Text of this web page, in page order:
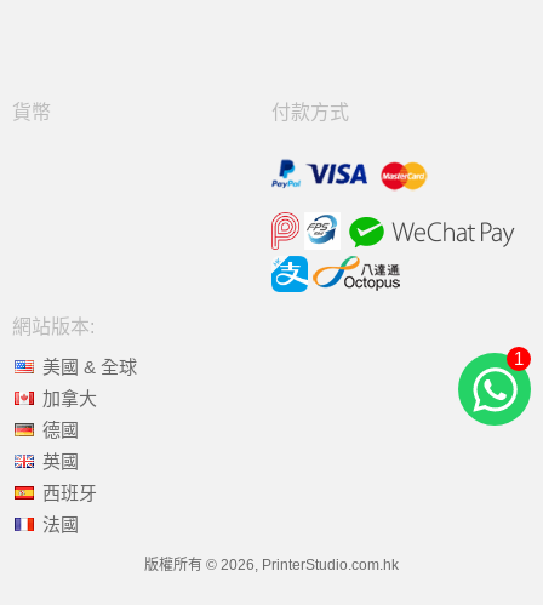
貨幣 付款方式
網站版本:
美國 & 全球
加拿大
德國
英國
西班牙
法國
版權所有 © 2026, PrinterStudio.com.hk
1